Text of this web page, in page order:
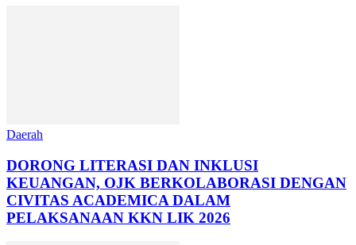
Daerah
DORONG LITERASI DAN INKLUSI
KEUANGAN, OJK BERKOLABORASI DENGAN
CIVITAS ACADEMICA DALAM
PELAKSANAAN KKN LIK 2026